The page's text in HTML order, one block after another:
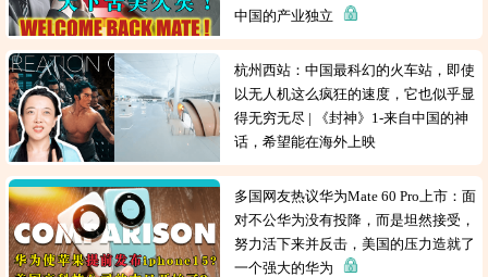
中国的产业独立
杭州西站：中国最科幻的火车站，即使
以无人机这么疯狂的速度，它也似乎显
得无穷无尽 | 《封神》1-来自中国的神
话，希望能在海外上映
多国网友热议华为Mate 60 Pro上市：面
对不公华为没有投降，而是坦然接受，
努力活下来并反击，美国的压力造就了
一个强大的华为